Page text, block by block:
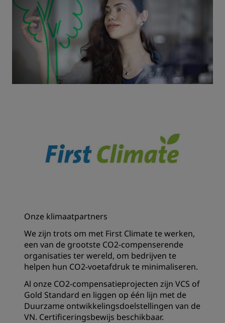
Onze klimaatpartners
We zijn trots om met First Climate te werken,
een van de grootste CO2-compenserende
organisaties ter wereld, om bedrijven te
helpen hun CO2-voetafdruk te minimaliseren.
Al onze CO2-compensatieprojecten zijn VCS of
Gold Standard en liggen op één lijn met de
Duurzame ontwikkelingsdoelstellingen van de
VN. Certificeringsbewijs beschikbaar.